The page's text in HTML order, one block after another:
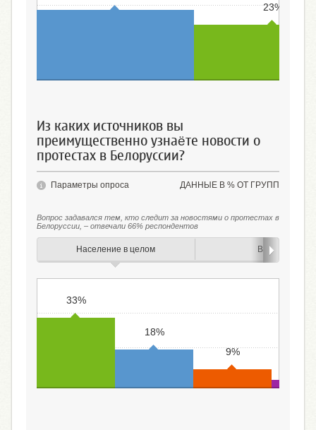
23%
Из каких источников вы
преимущественно узнаёте новости о
протестах в Белоруссии?
ДАННЫЕ В % ОТ ГРУПП
Параметры опроса
Вопрос задавался тем, кто следит за новостями о протестах в
Белоруссии, – отвечали 66% респондентов
Население в целом Возраст
33%
18%
9%